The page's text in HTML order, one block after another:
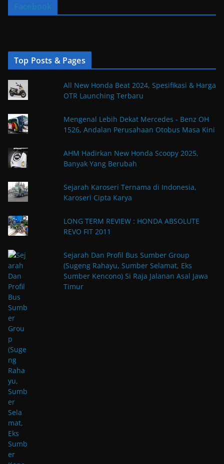
Facebook
Top Posts & Pages
All New Honda Beat 2024, Spesifikasi & Harga
OTR Launching Terbaru
Mengenal Lebih Dekat Mercedes - Benz OH
1526, Andalan Perusahaan Otobus Masa Kini
AHM Hadirkan New Honda Scoopy 2025,
Banyak Yang Berubah
Sejarah Karoseri Ternama di Indonesia,
Karoseri Cipta Karya
LONG TERM REVIEW : HONDA ABSOLUTE
REVO FIT 2011
Sejarah Dan Profil Bus Sumber Group
(Sugeng Rahayu, Sumber Selamat, Eks
Sumber Kencono) Si Raja Jalanan Asal Jawa
Timur